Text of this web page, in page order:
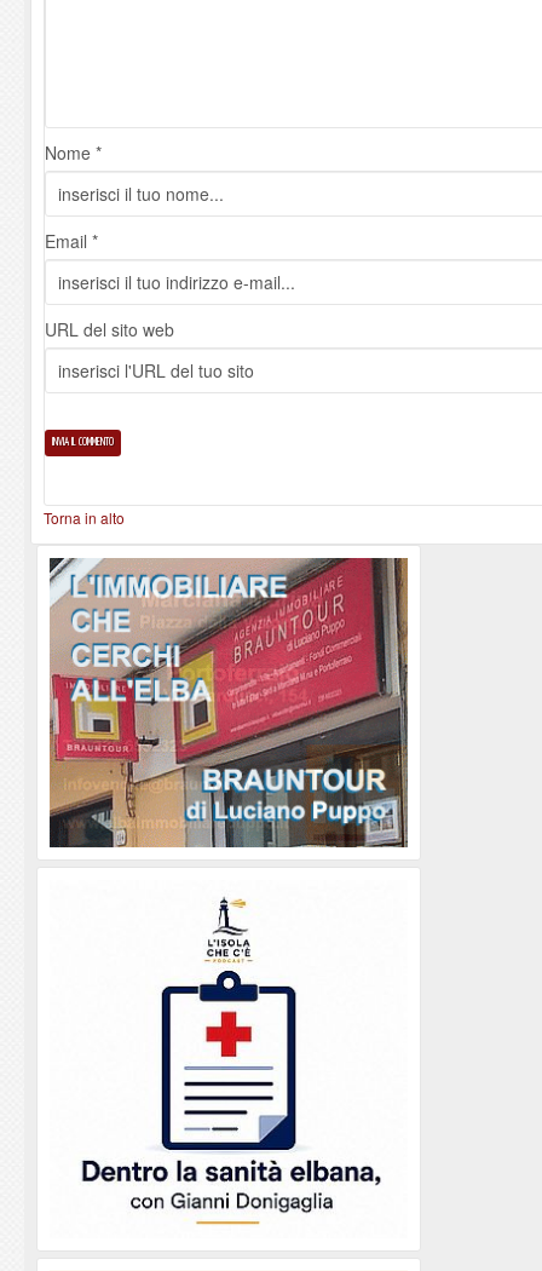
Nome *
Email *
URL del sito web
Torna in alto